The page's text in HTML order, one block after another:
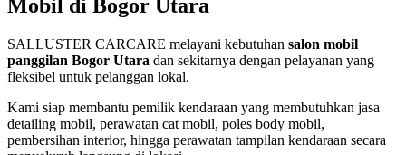
Mobil di Bogor Utara
SALLUSTER CARCARE melayani kebutuhan salon mobil
panggilan Bogor Utara dan sekitarnya dengan pelayanan yang
fleksibel untuk pelanggan lokal.
Kami siap membantu pemilik kendaraan yang membutuhkan jasa
detailing mobil, perawatan cat mobil, poles body mobil,
pembersihan interior, hingga perawatan tampilan kendaraan secara